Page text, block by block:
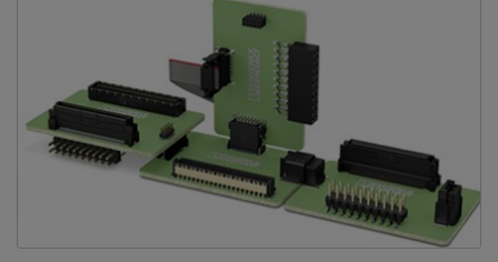
Váš prohlížeč se zdá být v jiném jazyce, než je právě používaný jazyk. Tato
stránka je k dispozici také v angličtině. Přejete si přepnout na anglickou
Přepněte na anglickou verzi Zůstaňte v této verzi
We have detected, that your browser prefers another language than the
selected one. This website is also available in English. Would you like to
switch to the English version?
Stay on this version